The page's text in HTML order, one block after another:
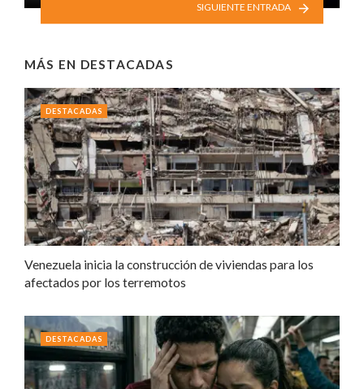
SIGUIENTE ENTRADA
MÁS EN DESTACADAS
Venezuela inicia la construcción de viviendas para los
afectados por los terremotos
DESTACADAS
DESTACADAS